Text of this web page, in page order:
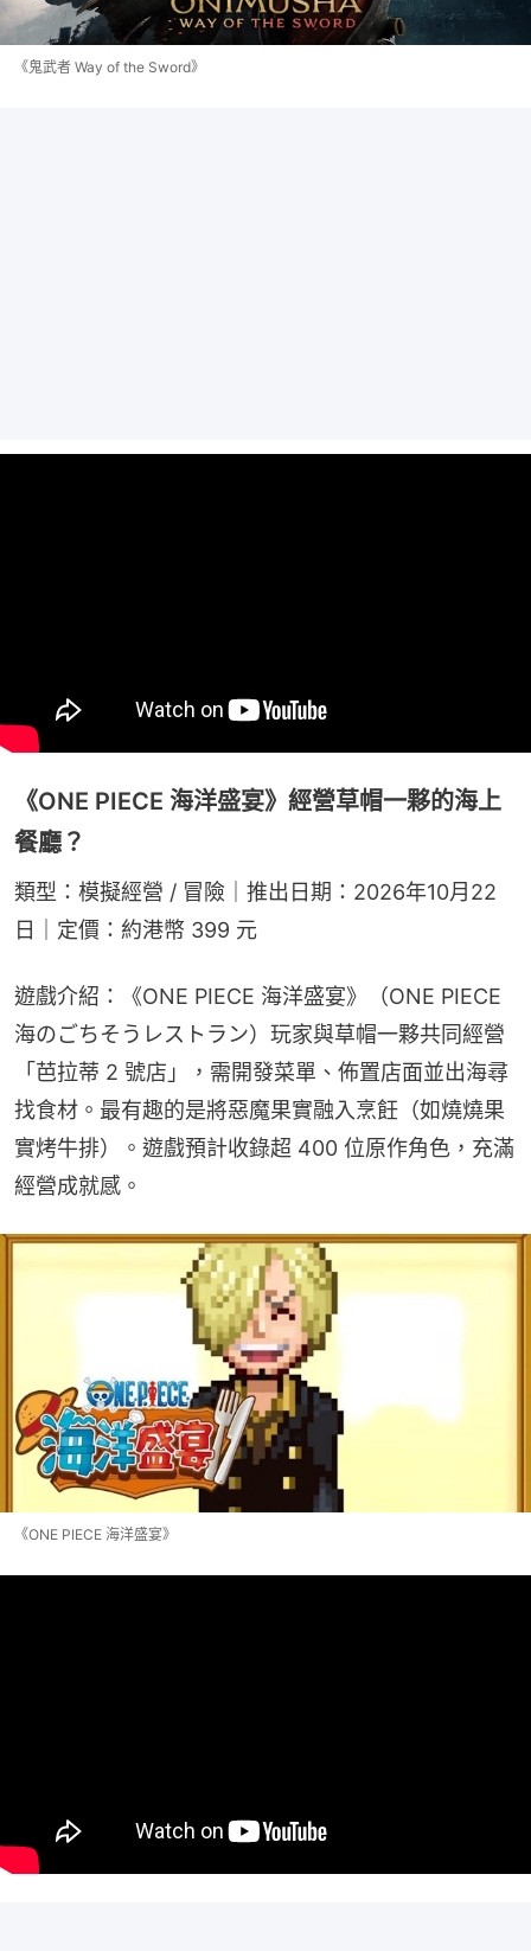
《鬼武者 Way of the Sword》
《ONE PIECE 海洋盛宴》經營草帽一夥的海上
餐廳？
類型：模擬經營 / 冒險｜推出日期：2026年10月22
日｜定價：約港幣 399 元
遊戲介紹：《ONE PIECE 海洋盛宴》（ONE PIECE
海のごちそうレストラン）玩家與草帽一夥共同經營
「芭拉蒂 2 號店」，需開發菜單、佈置店面並出海尋
找食材。最有趣的是將惡魔果實融入烹飪（如燒燒果
實烤牛排）。遊戲預計收錄超 400 位原作角色，充滿
經營成就感。
《ONE PIECE 海洋盛宴》